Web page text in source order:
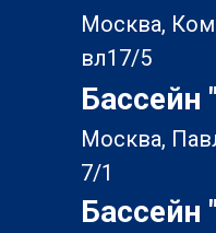
Москва,
вл17/5
Бассейн
Москва,
7/1
Бассейн